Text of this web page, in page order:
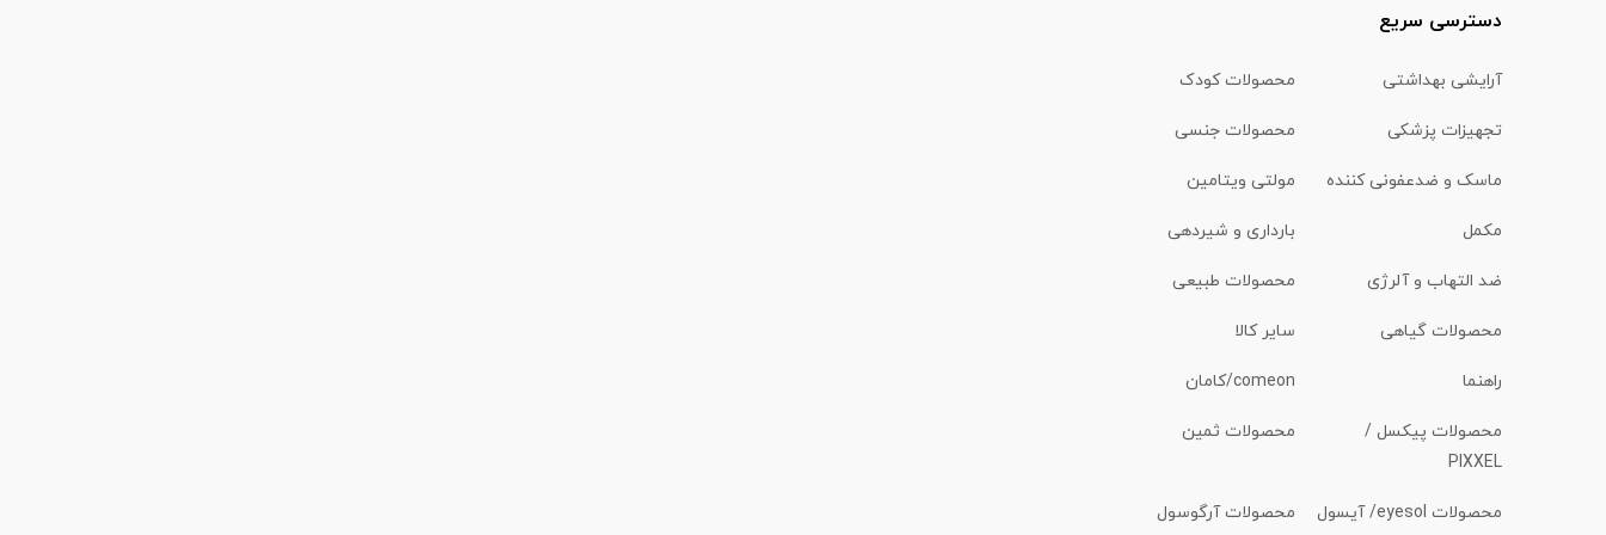
دسترسی سریع
آرایشی بهداشتی محصولات کودک
تجهیزات پزشکی محصولات جنسی
ماسک و ضدعفونی کننده مولتی ویتامین
مکمل بارداری و شیردهی
ضد التهاب و آلرژی محصولات طبیعی
محصولات گیاهی سایر کالا
راهنما comeon/کامان
محصولات پیکسل /
PIXXEL
محصولات ثمین
محصولات eyesol/ آیسول محصولات آرگوسول